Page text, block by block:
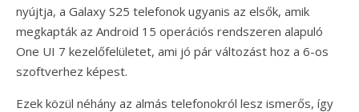
nyújtja, a Galaxy S25 telefonok ugyanis az elsők, amik
megkapták az Android 15 operációs rendszeren alapuló
One UI 7 kezelőfelületet, ami jó pár változást hoz a 6-os
szoftverhez képest.
Ezek közül néhány az almás telefonokról lesz ismerős, így